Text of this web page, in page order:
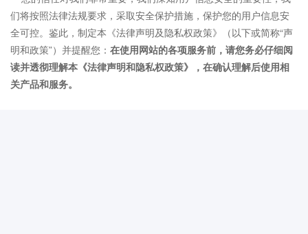
们将按照法律法规要求，采取安全保护措施，保护您的用户信息安
全可控。鉴此，制定本《法律声明及隐私权政策》（以下或简称“声
明和政策”）并提醒您： 在使用网站的各项服务前，请您务必仔细阅
读并透彻理解本《法律声明和隐私权政策》，在确认理解后使用相
关产品和服务。